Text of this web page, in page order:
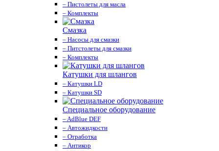
– Пистолеты для масла
– Комплекты
Смазка
– Насосы для смазки
– Питстолеты для смазки
– Комплекты
Катушки для шлангов
– Катушки LD
– Катушки SD
Специальное оборудование
– AdBlue DEF
– Автожидкости
– Отработка
– Антикор